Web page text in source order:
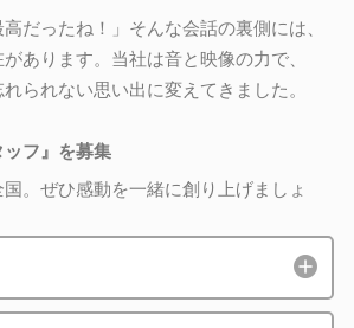
高だったね！」そんな会話の裏側には、
あります。当社は音と映像の力で、
られない思い出に変えてきました。
フ』を募集
。ぜひ感動を一緒に創り上げましょ